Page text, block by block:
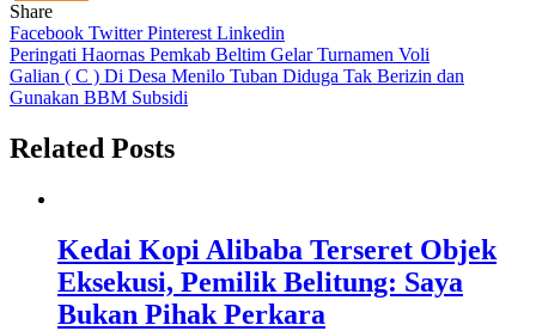
Share
Facebook TwitterPinterest Linkedin
Navigasi
pos
Peringati Haornas Pemkab Beltim Gelar Turnamen Voli
Galian ( C ) Di Desa Menilo Tuban Diduga Tak Berizin dan
Gunakan BBM Subsidi
Related Posts
Kedai Kopi Alibaba Terseret Objek
Eksekusi, Pemilik Belitung: Saya
Bukan Pihak Perkara